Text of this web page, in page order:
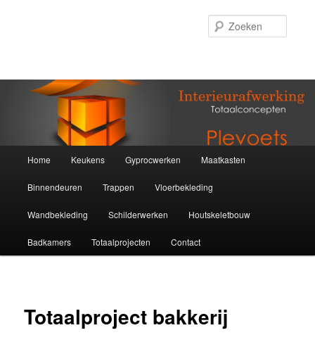
Spring
naar
de
Home Keukens Gyprocwerken Maatkasten
Binnendeuren Trappen Vloerbekleding
Wandbekleding Schilderwerken Houtskeletbouw
Badkamers Totaalprojecten Contact
Totaalproject bakkerij